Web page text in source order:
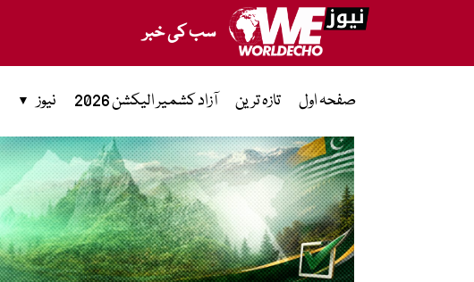
سب کی خبر
صفحہ اول تازہ ترین آزاد کشمیر الیکشن 2026 نیوز